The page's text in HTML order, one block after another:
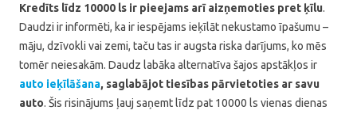
Kredīts līdz 10000 ls ir pieejams arī aizņemoties pret ķīlu.
Daudzi ir informēti, ka ir iespējams ieķīlāt nekustamo īpašumu –
māju, dzīvokli vai zemi, taču tas ir augsta riska darījums, ko mēs
tomēr neiesakām. Daudz labāka alternatīva šajos apstākļos ir
auto ieķīlāšana, saglabājot tiesības pārvietoties ar savu
auto. Šis risinājums ļauj saņemt līdz pat 10000 ls vienas dienas